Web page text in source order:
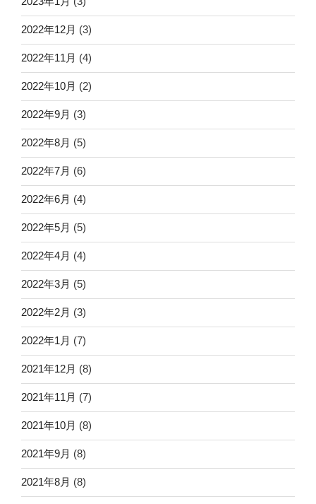
2022年12月 (3)
2022年11月 (4)
2022年10月 (2)
2022年9月 (3)
2022年8月 (5)
2022年7月 (6)
2022年6月 (4)
2022年5月 (5)
2022年4月 (4)
2022年3月 (5)
2022年2月 (3)
2022年1月 (7)
2021年12月 (8)
2021年11月 (7)
2021年10月 (8)
2021年9月 (8)
2021年8月 (8)